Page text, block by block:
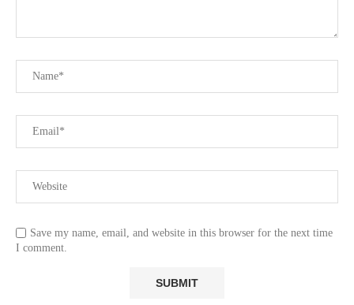
Save my name, email, and website in this browser for the next time
I comment.